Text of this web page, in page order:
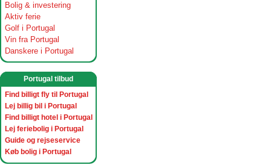
Bolig & investering
Aktiv ferie
Golf i Portugal
Vin fra Portugal
Danskere i Portugal
Portugal tilbud
Find billigt fly til Portugal
Lej billig bil i Portugal
Find billigt hotel i Portugal
Lej feriebolig i Portugal
Guide og rejseservice
Køb bolig i Portugal